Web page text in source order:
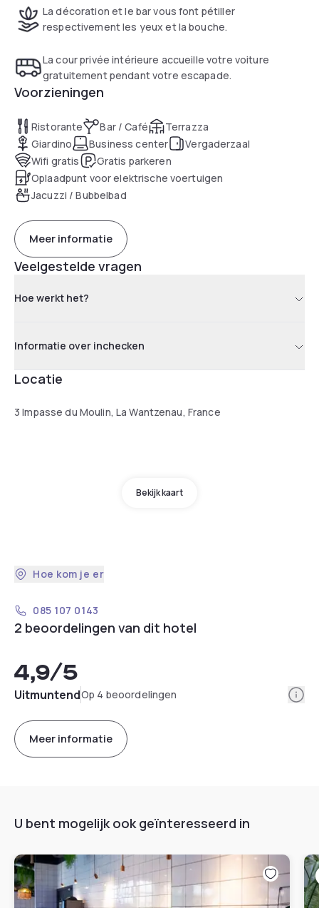
La décoration et le bar vous font pétiller
respectivement les yeux et la bouche.
La cour privée intérieure accueille votre voiture
gratuitement pendant votre escapade.
Voorzieningen
Ristorante Bar / Café
Terrazza
Giardino
Business center
Vergaderzaal
Wifi gratis
Gratis parkeren
Oplaadpunt voor elektrische voertuigen
Jacuzzi / Bubbelbad
Meer informatie
Veelgestelde vragen
Hoe werkt het?
Informatie over inchecken
Locatie
3 Impasse du Moulin, La Wantzenau, France
Bekijk kaart
Hoe kom je er
085 107 0143
2 beoordelingen van dit hotel
4,9/5
UitmuntendOp 4 beoordelingen
Meer informatie
U bent mogelijk ook geïnteresseerd in